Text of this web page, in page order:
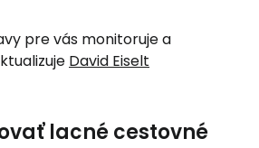
pre vás monitoruje a
David Eiselt
lacné cestovné